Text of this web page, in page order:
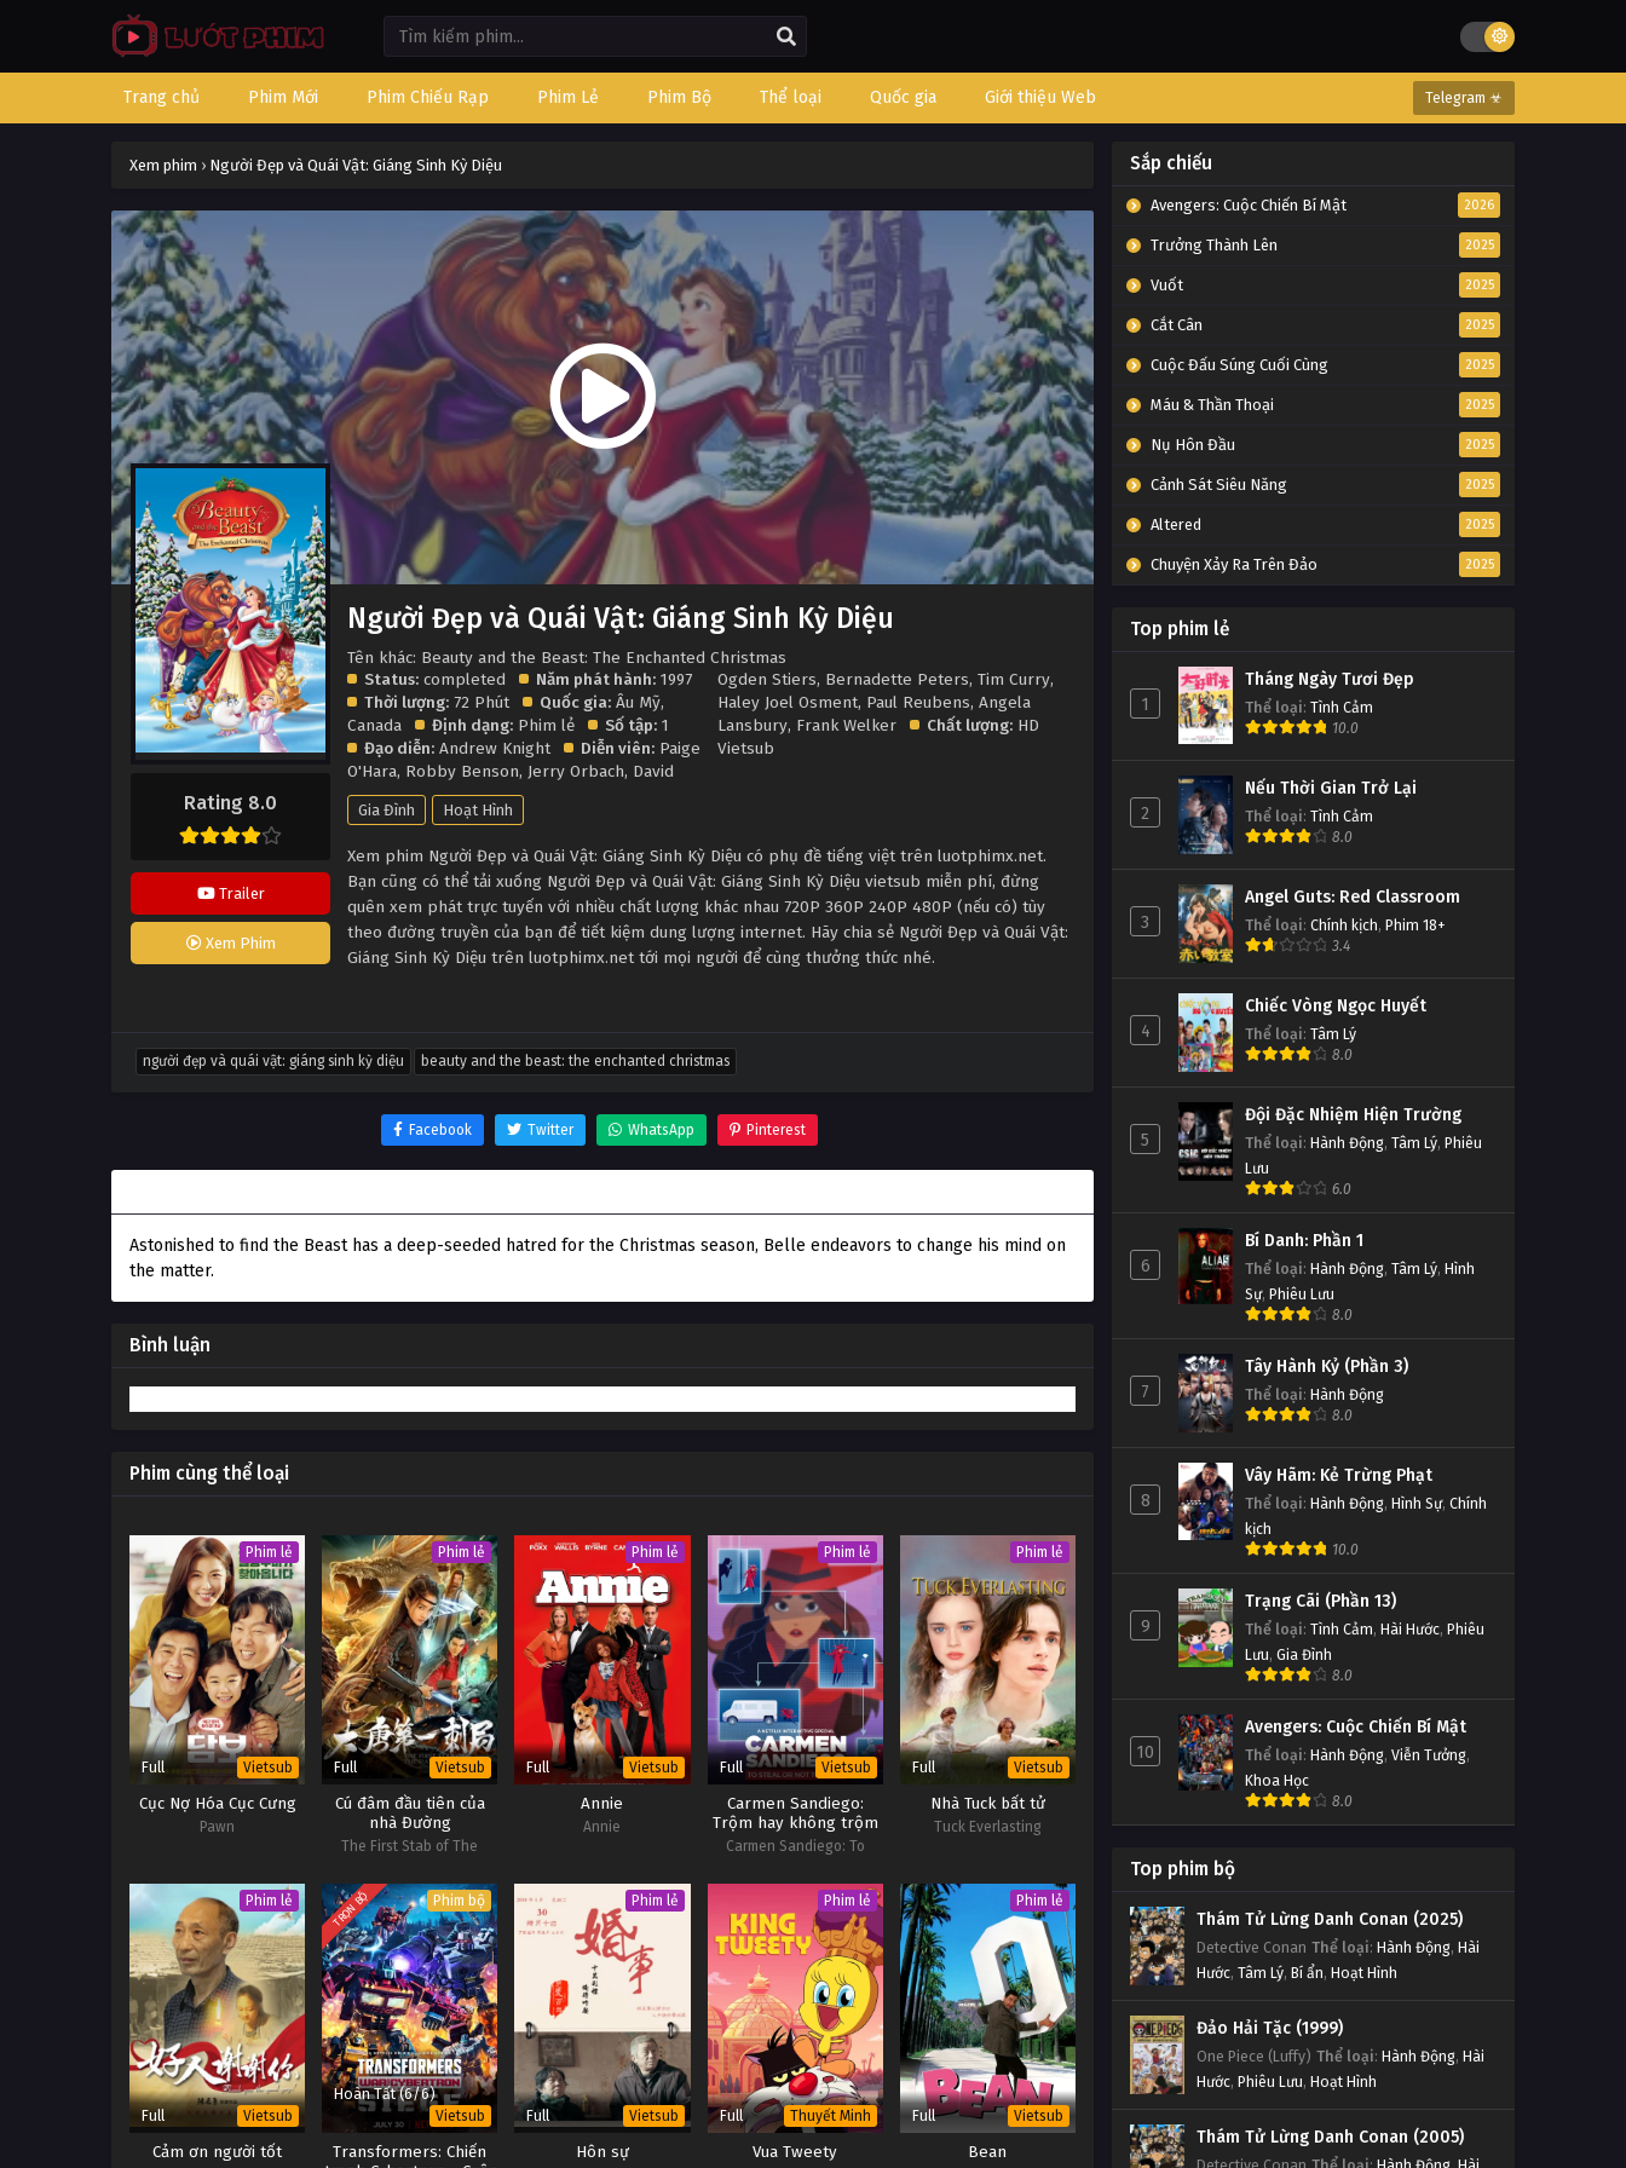
Trang chủ Phim Mới Phim Chiếu Rạp Phim Lẻ Phim Bộ Thể loại Quốc gia Giới thiệu Web Telegram ☣
Xem phim › Người Đẹp và Quái Vật: Giáng Sinh Kỳ Diệu
Rating 8.0
Trailer
Xem Phim
Người Đẹp và Quái Vật: Giáng Sinh Kỳ Diệu
Tên khác: Beauty and the Beast: The Enchanted Christmas
Status: completed Năm phát hành: 1997
Thời lượng: 72 Phút Quốc gia: Âu Mỹ,
Canada
Định dạng: Phim lẻ Số tập: 1
Đạo diễn: Andrew Knight Diễn viên: Paige
O'Hara, Robby Benson, Jerry Orbach, David
Ogden Stiers, Bernadette Peters, Tim Curry,
Haley Joel Osment, Paul Reubens, Angela
Lansbury, Frank Welker Chất lượng:HD
Vietsub
Gia Đình Hoạt Hình
Xem phim Người Đẹp và Quái Vật: Giáng Sinh Kỳ Diệu có phụ đề tiếng việt trên luotphimx.net.
Bạn cũng có thể tải xuống Người Đẹp và Quái Vật: Giáng Sinh Kỳ Diệu vietsub miễn phí, đừng
quên xem phát trực tuyến với nhiều chất lượng khác nhau 720P 360P 240P 480P (nếu có) tùy
theo đường truyền của bạn để tiết kiệm dung lượng internet. Hãy chia sẻ Người Đẹp và Quái Vật:
Giáng Sinh Kỳ Diệu trên luotphimx.net tới mọi người để cùng thưởng thức nhé.
người đẹp và quái vật: giáng sinh kỳ diệu beauty and the beast: the enchanted christmas
Facebook Twitter WhatsApp Pinterest
Astonished to find the Beast has a deep-seeded hatred for the Christmas season, Belle endeavors to change his mind on
the matter.
Bình luận
Phim cùng thể loại
Phim lẻ
Full Vietsub
Cục Nợ Hóa Cục Cưng
Pawn
Phim lẻ
Full Vietsub
Cú đâm đầu tiên của
nhà Đường
The First Stab of The
Phim lẻ
Full Vietsub
Annie
Annie
Phim lẻ
Full Vietsub
Carmen Sandiego:
Trộm hay không trộm
Carmen Sandiego: To
Phim lẻ
Full Vietsub
Nhà Tuck bất tử
Tuck Everlasting
Phim lẻ
Full Vietsub
Cảm ơn người tốt
TRỌN BỘ Phim bộ
Hoàn Tất (6/6)
Vietsub
Transformers: Chiến
Phim lẻ
Full Vietsub
Hôn sự
Phim lẻ
Full Thuyết Minh
Vua Tweety
Phim lẻ
Full Vietsub
Bean
Sắp chiếu
Avengers: Cuộc Chiến Bí Mật 2026
Trưởng Thành Lên 2025
Vuốt 2025
Cắt Cân 2025
Cuộc Đấu Súng Cuối Cùng 2025
Máu & Thần Thoại 2025
Nụ Hôn Đầu 2025
Cảnh Sát Siêu Năng 2025
Altered 2025
Chuyện Xảy Ra Trên Đảo 2025
Top phim lẻ
1
Tháng Ngày Tươi Đẹp
Thể loại: Tình Cảm
10.0
2
Nếu Thời Gian Trở Lại
Thể loại: Tình Cảm
8.0
3
Angel Guts: Red Classroom
Thể loại: Chính kịch, Phim 18+
3.4
4
Chiếc Vòng Ngọc Huyết
Thể loại: Tâm Lý
8.0
5
Đội Đặc Nhiệm Hiện Trường
Thể loại: Hành Động, Tâm Lý, Phiêu
Lưu
6.0
6
Bí Danh: Phần 1
Thể loại: Hành Động, Tâm Lý, Hình
Sự, Phiêu Lưu
8.0
7
Tây Hành Kỷ (Phần 3)
Thể loại: Hành Động
8.0
8
Vây Hãm: Kẻ Trừng Phạt
Thể loại: Hành Động, Hình Sự, Chính
kịch
10.0
9
Trạng Cãi (Phần 13)
Thể loại: Tình Cảm, Hài Hước, Phiêu
Lưu, Gia Đình
8.0
10
Avengers: Cuộc Chiến Bí Mật
Thể loại: Hành Động, Viễn Tưởng,
Khoa Học
8.0
Top phim bộ
Thám Tử Lừng Danh Conan (2025)
Detective Conan Thể loại: Hành Động, Hài
Hước, Tâm Lý, Bí ẩn, Hoạt Hình
Đảo Hải Tặc (1999)
One Piece (Luffy) Thể loại: Hành Động, Hài
Hước, Phiêu Lưu, Hoạt Hình
Thám Tử Lừng Danh Conan (2005)